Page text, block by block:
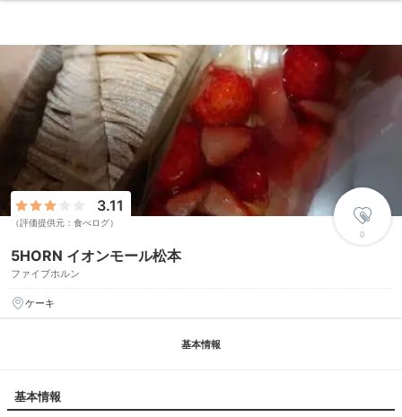
5HORN イオンモール松本
ファイブホルン
3.11
（評価提供元：食べログ）
0
ケーキ
基本情報
基本情報